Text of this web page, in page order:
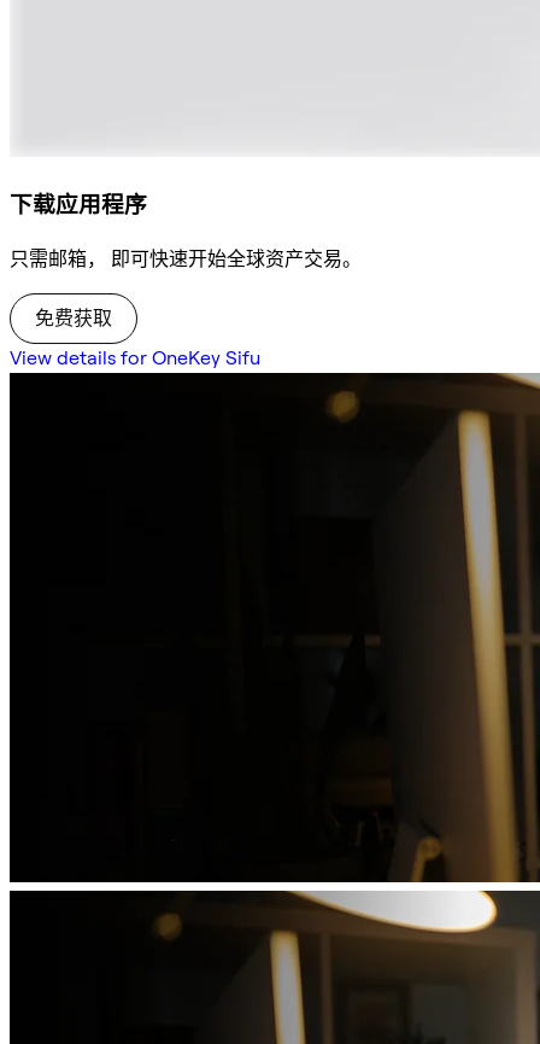
下载应用程序
只需邮箱， 即可快速开始全球资产交易。
免费获取
View details for OneKey Sifu